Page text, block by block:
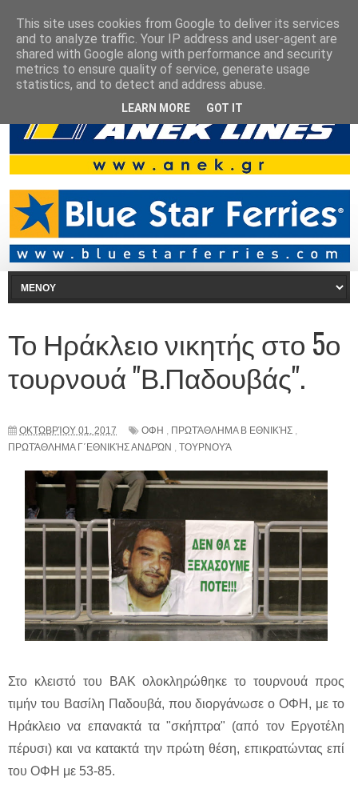
Το Ηράκλειο νικητής στο 5ο
τουρνουά "Β.Παδουβάς".
ΟΚΤΩΒΡΊΟΥ 01, 2017 ΟΦΗ , ΠΡΩΤΆΘΛΗΜΑ Β ΕΘΝΙΚΉΣ ,
ΠΡΩΤΆΘΛΗΜΑ Γ΄ΕΘΝΙΚΉΣ ΑΝΔΡΏΝ , ΤΟΥΡΝΟΥΆ
Στο κλειστό του ΒΑΚ ολοκληρώθηκε το τουρνουά προς
τιμήν του Βασίλη Παδουβά, που διοργάνωσε ο ΟΦΗ, με το
Ηράκλειο να επανακτά τα "σκήπτρα" (από τον Εργοτέλη
πέρυσι) και να κατακτά την πρώτη θέση, επικρατώντας επί
του ΟΦΗ με 53-85.
This site uses cookies from Google to deliver its services
and to analyze traffic. Your IP address and user-agent are
shared with Google along with performance and security
metrics to ensure quality of service, generate usage
statistics, and to detect and address abuse.
LEARN MORE GOT IT